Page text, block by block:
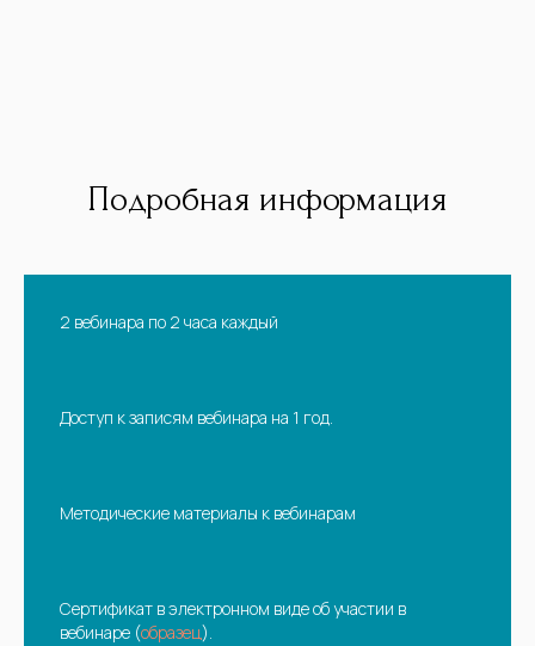
Подробная информация
2 вебинара по 2 часа каждый
Доступ к записям вебинара на 1 год.
Методические материалы к вебинарам
Сертификат в электронном виде об участии в
вебинаре (образец).